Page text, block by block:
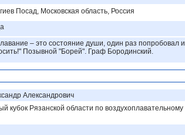
Посад, Московская область, Россия
– это состояние души, один раз попробовал и
Позывной "Борей". Граф Бородинский.
Александрович
кубок Рязанской области по воздухоплавательному